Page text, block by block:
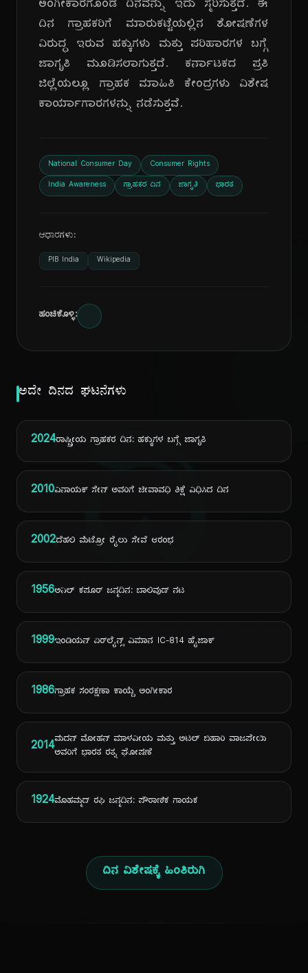
ದಿ
ಅಂಗೀಕಾರಗೊಂಡ ದಿನವನ್ನು ಇದು ಸ್ಮರಿಸುತ್ತದೆ. ಈ
ದಿನ ಗ್ರಾಹಕರಿಗೆ ಮಾರುಕಟ್ಟೆಯಲ್ಲಿನ ಶೋಷಣೆಗಳ
ವಿರುದ್ಧ ಇರುವ ಹಕ್ಕುಗಳು ಮತ್ತು ಪರಿಹಾರಗಳ ಬಗ್ಗೆ
ಜಾಗೃತಿ ಮೂಡಿಸಲಾಗುತ್ತದೆ. ಕರ್ನಾಟಕದ ಪ್ರತಿ
ಜಿಲ್ಲೆಯಲ್ಲೂ ಗ್ರಾಹಕ ಮಾಹಿತಿ ಕೇಂದ್ರಗಳು ವಿಶೇಷ
ಕಾರ್ಯಾಗಾರಗಳನ್ನು ನಡೆಸುತ್ತವೆ.
National Consumer Day Consumer Rights
India Awareness ಗ್ರಾಹಕರ ದಿನ ಜಾಗೃತಿ ಭಾರತ
ಆಧಾರಗಳು:
PIB India Wikipedia
ಹಂಚಿಕೊಳ್ಳಿ:
ಅದೇ ದಿನದ ಘಟನೆಗಳು
2024ರಾಷ್ಟ್ರೀಯ ಗ್ರಾಹಕರ ದಿನ: ಹಕ್ಕುಗಳ ಬಗ್ಗೆ ಜಾಗೃತಿ
2010ವಿನಾಯಕ್ ಸೇನ್ ಅವರಿಗೆ ಜೀವಾವಧಿ ಶಿಕ್ಷೆ ವಿಧಿಸಿದ ದಿನ
2002ದೆಹಲಿ ಮೆಟ್ರೋ ರೈಲು ಸೇವೆ ಆರಂಭ
1956ಅನಿಲ್ ಕಪೂರ್ ಜನ್ಮದಿನ: ಬಾಲಿವುಡ್ ನಟ
1999ಇಂಡಿಯನ್ ಏರ್‌ಲೈನ್ಸ್ ವಿಮಾನ IC-814 ಹೈಜಾಕ್
1986ಗ್ರಾಹಕ ಸಂರಕ್ಷಣಾ ಕಾಯ್ದೆ ಅಂಗೀಕಾರ
2014ಮದನ್ ಮೋಹನ್ ಮಾಳವೀಯ ಮತ್ತು ಅಟಲ್ ಬಿಹಾರಿ ವಾಜಪೇಯಿ
ಅವರಿಗೆ ಭಾರತ ರತ್ನ ಘೋಷಣೆ
1924ಮೊಹಮ್ಮದ್ ರಫಿ ಜನ್ಮದಿನ: ಪೌರಾಣಿಕ ಗಾಯಕ
ದಿನ ವಿಶೇಷಕ್ಕೆ ಹಿಂತಿರುಗಿ